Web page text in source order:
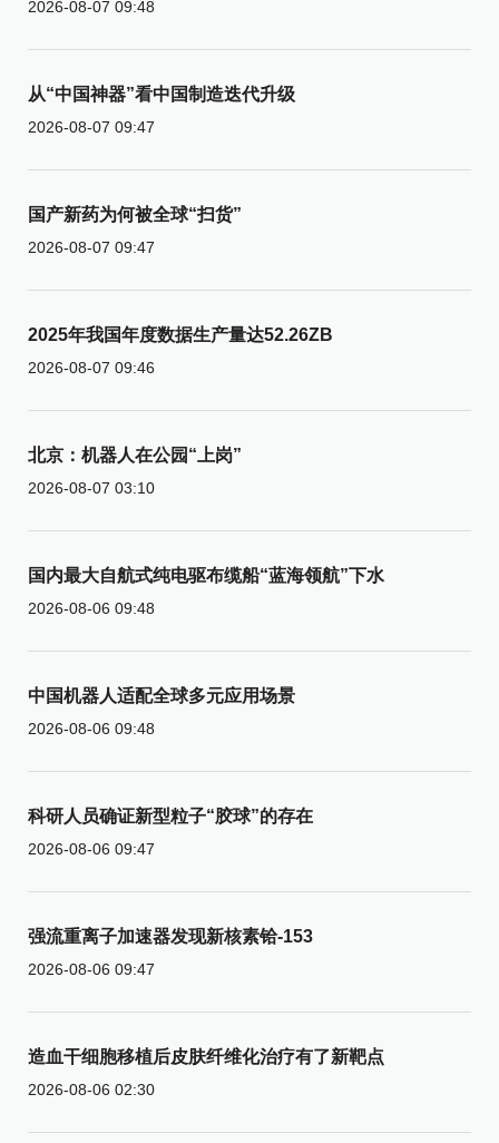
2026-08-07 09:48
从“中国神器”看中国制造迭代升级
2026-08-07 09:47
国产新药为何被全球“扫货”
2026-08-07 09:47
2025年我国年度数据生产量达52.26ZB
2026-08-07 09:46
北京：机器人在公园“上岗”
2026-08-07 03:10
国内最大自航式纯电驱布缆船“蓝海领航”下水
2026-08-06 09:48
中国机器人适配全球多元应用场景
2026-08-06 09:48
科研人员确证新型粒子“胶球”的存在
2026-08-06 09:47
强流重离子加速器发现新核素铪-153
2026-08-06 09:47
造血干细胞移植后皮肤纤维化治疗有了新靶点
2026-08-06 02:30